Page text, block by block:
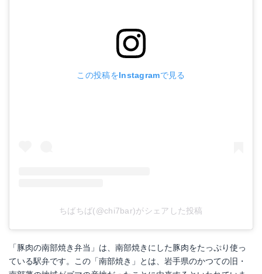
この投稿をInstagramで見る
ちばちば(@chi7bar)がシェアした投稿
「豚肉の南部焼き弁当」は、南部焼きにした豚肉をたっぷり使っ
ている駅弁です。この「南部焼き」とは、岩手県のかつての旧・